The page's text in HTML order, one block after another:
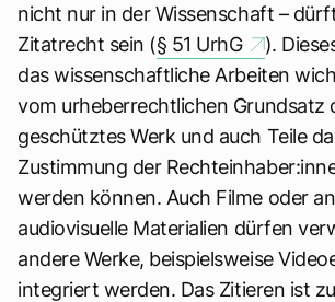
nicht nur in der Wissenschaft –
Zitatrecht sein (§ 51 UrhG
).
das wissenschaftliche Arbeiten
vom urheberrechtlichen Grundsatz
geschütztes Werk und auch Teile
Zustimmung der
werden können. Auch Filme oder
audiovisuelle Materialien dürfen
andere Werke, beispielsweise
integriert werden. Das Zitieren ist